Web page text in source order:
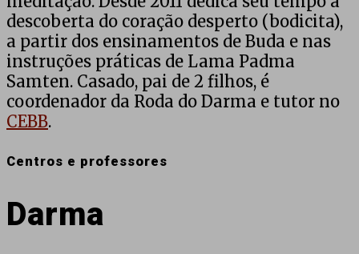
descoberta do coração desperto (bodicita),
a partir dos ensinamentos de Buda e nas
instruções práticas de Lama Padma
Samten. Casado, pai de 2 filhos, é
coordenador da Roda do Darma e tutor no
CEBB.
Centros e professores
Darma